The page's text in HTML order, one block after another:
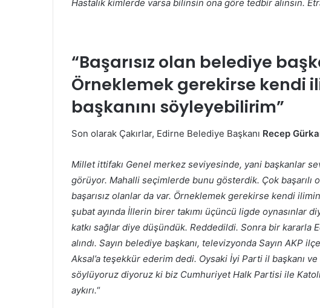
Hastalık kimlerde varsa bilinsin ona göre tedbir alınsın.
“Başarısız olan belediye
Örneklemek gerekirse kendi
başkanını söyleyebilirim”
Son olarak Çakırlar, Edirne Belediye Başkanı Recep
Millet ittifakı Genel merkez seviyesinde, yani başkanlar
görüyor. Mahalli seçimlerde bunu gösterdik. Çok başarılı
başarısız olanlar da var. Örneklemek gerekirse kendi
şubat ayında İllerin birer takımı üçüncü ligde oynasınlar
katkı sağlar diye düşündük. Reddedildi. Sonra bir
alındı. Sayın belediye başkanı, televizyonda Sayın AKP
Aksal’a teşekkür ederim dedi. Oysaki İyi Parti il başkanı
söylüyoruz diyoruz ki biz Cumhuriyet Halk Partisi ile
aykırı.“